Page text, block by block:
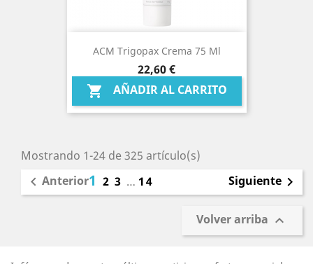
ACM Trigopax Crema 75 Ml
Precio
22,60 €
 AÑADIR AL CARRITO
Mostrando 1-24 de 325 artículo(s)
 Anterior1 2 3 … 14 Siguiente 
Volver arriba 